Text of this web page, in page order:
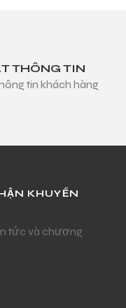
THÔNG TIN
tin khách hàng
KHUYẾN
tức và chương